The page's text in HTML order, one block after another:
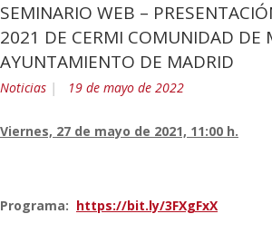
SEMINARIO WEB –
2021 DE CERMI COMUNIDAD DE
AYUNTAMIENTO DE MADRID
Noticias 19 de mayo de 2022
Viernes, 27 de mayo de 2021, 11:00 h.
Programa: https://bit.ly/3FXgFxX